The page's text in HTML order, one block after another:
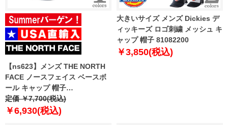
【ns623】メンズ THE NORTH
FACE ノースフェイス ベースボ
ール キャップ 帽子
HORIZONTAL EMBRO BALL
CAP USA直輸入 nf0a5fy1-jk3
定価 ￥7,700(税込)
￥6,930(税込)
大きいサイズ メンズ Dickies デ
ィッキーズ ロゴ刺繍 メッシュ キ
ャップ 帽子 81082200
￥3,850(税込)